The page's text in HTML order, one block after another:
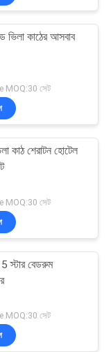
ভিলা কাঠের আসবাব
MOQ:30 সেট
কাঠ শেরাটন হোটেল
MOQ:30 সেট
স্টার বেডরুম
MOQ:30 সেট